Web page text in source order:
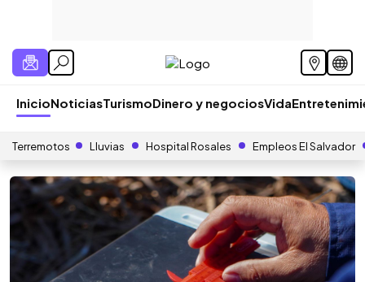
InicioNoticiasTurismoDinero y negociosVida
Terremotos Lluvias Hospital Rosales Empleos El Salvador